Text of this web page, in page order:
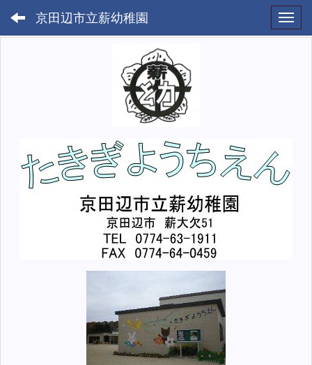
京田辺市立薪幼稚園